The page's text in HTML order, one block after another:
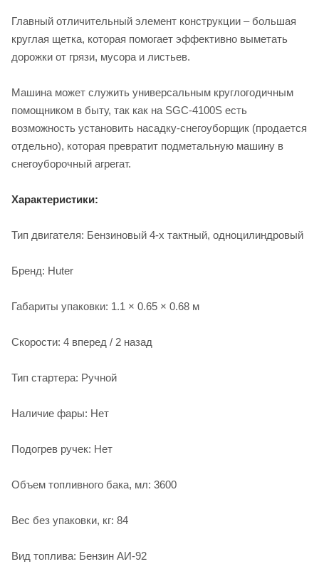
Главный отличительный элемент конструкции – большая
круглая щетка, которая помогает эффективно выметать
дорожки от грязи, мусора и листьев.
Машина может служить универсальным круглогодичным
помощником в быту, так как на SGC-4100S есть
возможность установить насадку-снегоуборщик (продается
отдельно), которая превратит подметальную машину в
снегоуборочный агрегат.
Характеристики:
Тип двигателя: Бензиновый 4-х тактный, одноцилиндровый
Бренд: Huter
Габариты упаковки: 1.1 × 0.65 × 0.68 м
Скорости: 4 вперед / 2 назад
Тип стартера: Ручной
Наличие фары: Нет
Подогрев ручек: Нет
Объем топливного бака, мл: 3600
Вес без упаковки, кг: 84
Вид топлива: Бензин АИ-92